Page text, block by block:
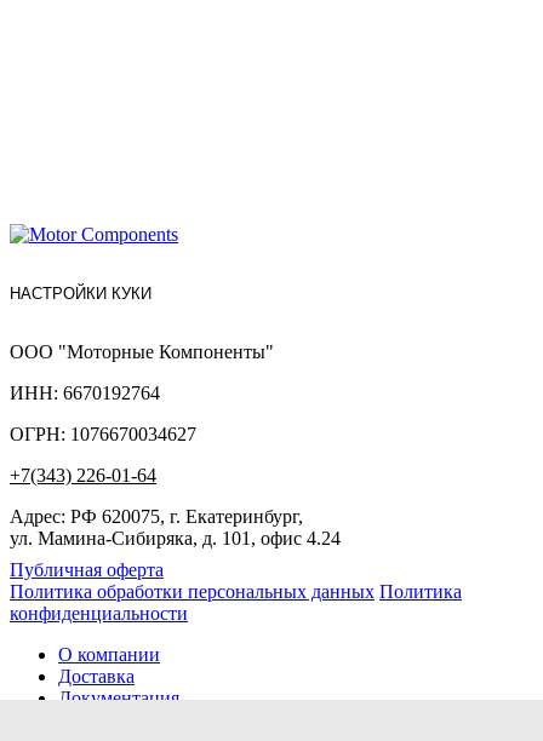
НАСТРОЙКИ КУКИ
ООО "Моторные Компоненты"
ИНН: 6670192764
ОГРН: 1076670034627
+7(343) 226-01-64
Адрес: РФ 620075, г. Екатеринбург,
ул. Мамина-Сибиряка, д. 101, офис 4.24
Публичная оферта
Политика обработки персональных данных Политика
конфиденциальности
О компании
Доставка
Документация